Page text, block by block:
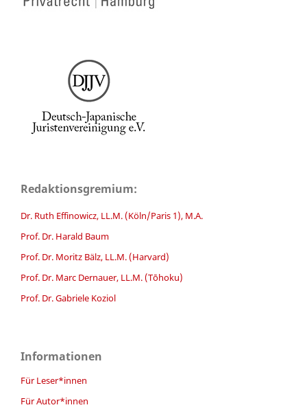
Redaktionsgremium:
Dr. Ruth Effinowicz, LL.M. (Köln/Paris 1), M.A.
Prof. Dr. Harald Baum
Prof. Dr. Moritz Bälz, LL.M. (Harvard)
Prof. Dr. Marc Dernauer, LL.M. (Tōhoku)
Prof. Dr. Gabriele Koziol
Informationen
Für Leser*innen
Für Autor*innen